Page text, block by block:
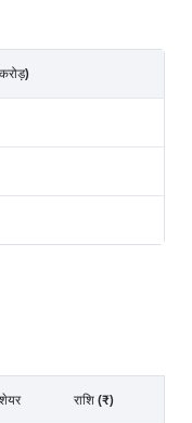
शेयर राशि (₹)